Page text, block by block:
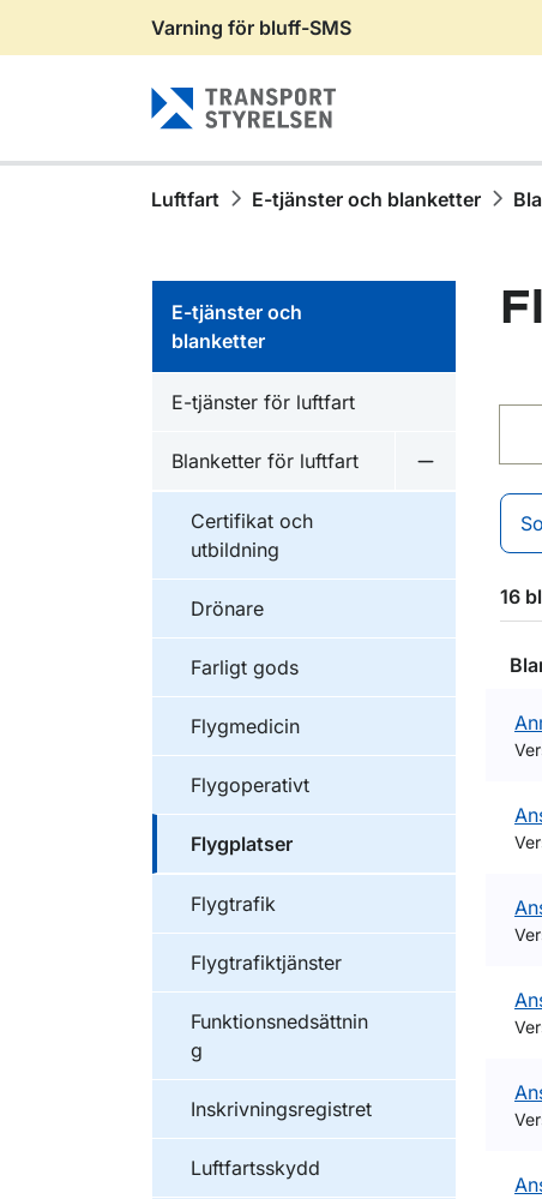
Gå till sidans innehåll
Varning för bluff-SMS
Luftfart E-tjänster och blanketter
E-tjänster och
blanketter
E-tjänster för luftfart
Blanketter för luftfart
Certifikat och
utbildning
Drönare
Farligt gods
Flygmedicin
Flygoperativt
Flygplatser
Flygtrafik
Flygtrafiktjänster
Funktionsnedsättnin
g
Inskrivningsregistret
Luftfartsskydd
16